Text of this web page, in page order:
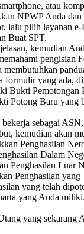
atau
NPWP Anda
lalu pilih layanan
Buat SPT.
kemudian
pengisian
formulir yang ada,
Bukti Pemotongan
Potong Baru yang
sebagai
kemudian akan
Penghasilan
Dalam
Penghasilan Luar
Penghasilan
yang telah
yang Anda
yang sekarang